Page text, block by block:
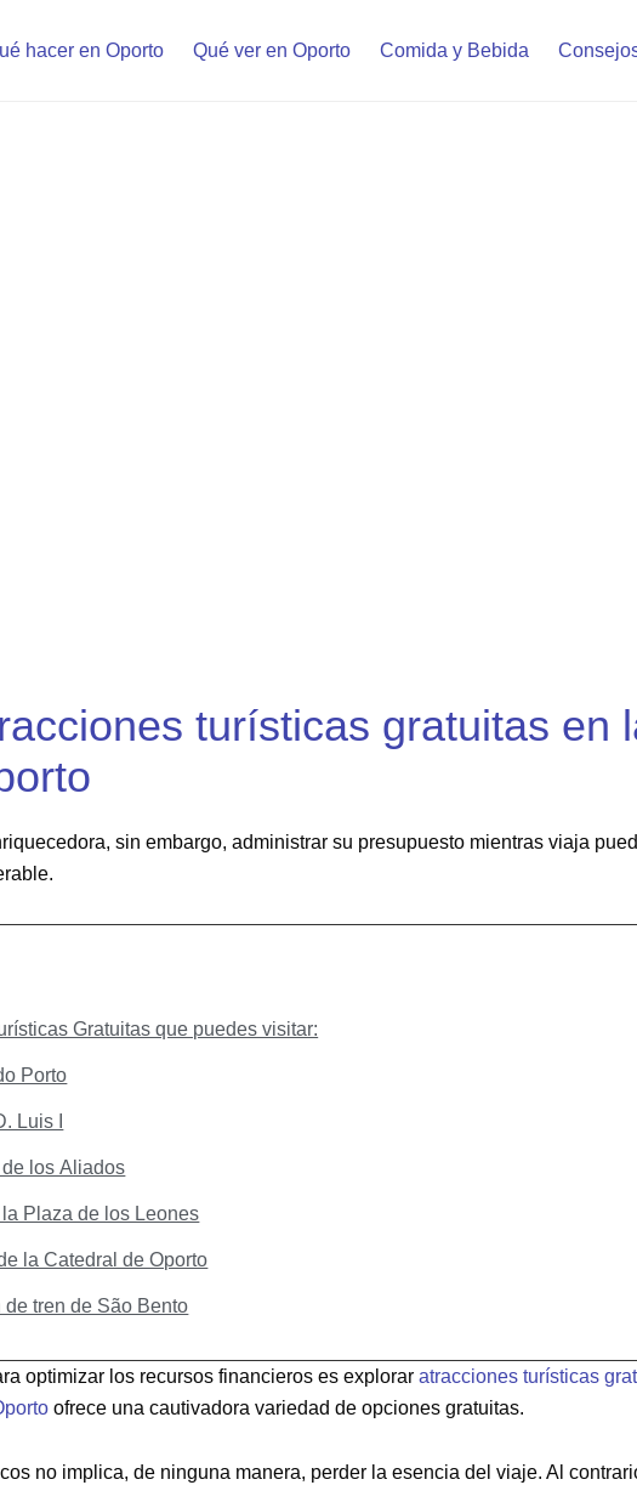
hacer en Oporto Qué ver en Oporto Comida y Bebida
turísticas gratuitas en
sin embargo, administrar su presupuesto mientras viaja
Gratuitas que puedes visitar:
Porto
Luis I
los Aliados
Plaza de los Leones
la Catedral de Oporto
de tren de São Bento
optimizar los recursos financieros es explorar atracciones turísticas
ofrece una cautivadora variedad de opciones gratuitas.
no implica, de ninguna manera, perder la esencia del viaje. Al